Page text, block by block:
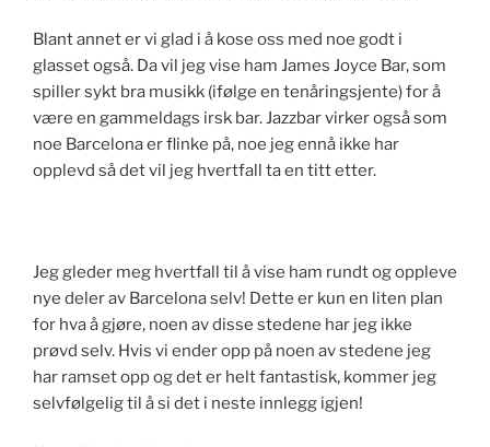
Blant annet er vi glad i å kose oss med noe godt i
glasset også. Da vil jeg vise ham James Joyce Bar, som
spiller sykt bra musikk (ifølge en tenåringsjente) for å
være en gammeldags irsk bar. Jazzbar virker også som
noe Barcelona er flinke på, noe jeg ennå ikke har
opplevd så det vil jeg hvertfall ta en titt etter.
Jeg gleder meg hvertfall til å vise ham rundt og oppleve
nye deler av Barcelona selv! Dette er kun en liten plan
for hva å gjøre, noen av disse stedene har jeg ikke
prøvd selv. Hvis vi ender opp på noen av stedene jeg
har ramset opp og det er helt fantastisk, kommer jeg
selvfølgelig til å si det i neste innlegg igjen!